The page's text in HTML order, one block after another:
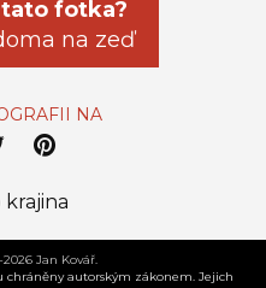
tato fotka?
na zeď
NA
Jan Kovář.
chráněny autorským zákonem. Jejich